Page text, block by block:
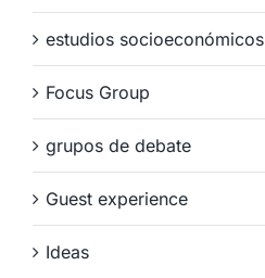
estudios socioeconómicos
Focus Group
grupos de debate
Guest experience
Ideas